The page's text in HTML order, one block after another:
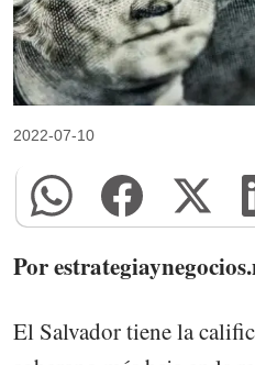
2022-07-10
Por
El Salvador tiene la